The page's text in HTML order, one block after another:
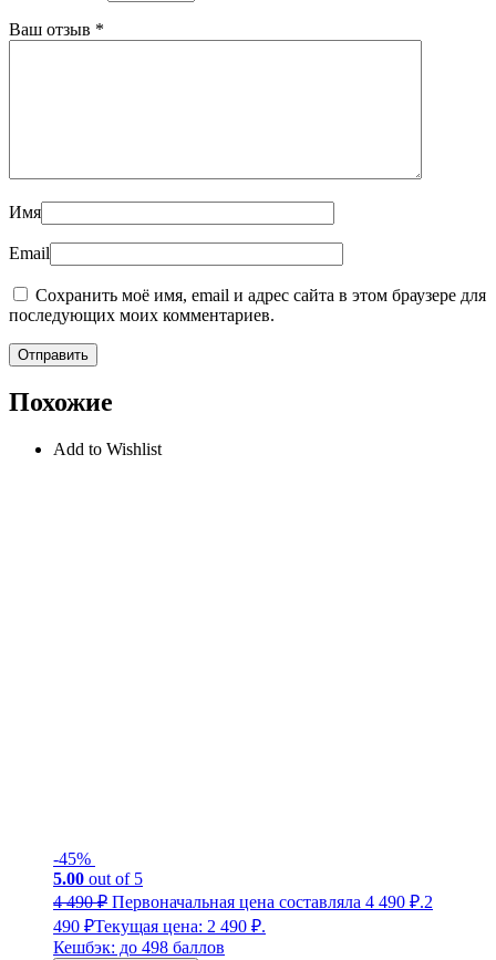
Ваш отзыв *
Имя
Email
Сохранить моё имя, email и адрес сайта в этом браузере для
последующих моих комментариев.
Похожие
Add to Wishlist
-45%
5.00 out of 5
4 490₽ Первоначальная цена составляла 4 490 ₽.2
490 ₽Текущая цена: 2 490 ₽.
Кешбэк: до 498 баллов